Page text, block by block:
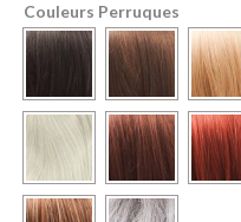
Couleurs Perruques